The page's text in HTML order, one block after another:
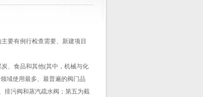
要有例行检查需要、新建项目
、食品和其他(其中，机械与化
域使用最多、最普遍的阀门品
排污阀和蒸汽疏水阀；第五为截